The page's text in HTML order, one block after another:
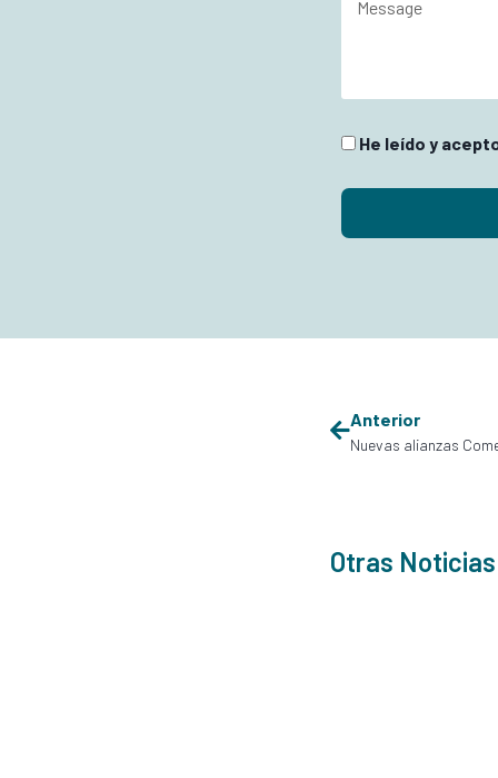
He leído y
Anterior
Nuevas alianzas
Otras Noticias